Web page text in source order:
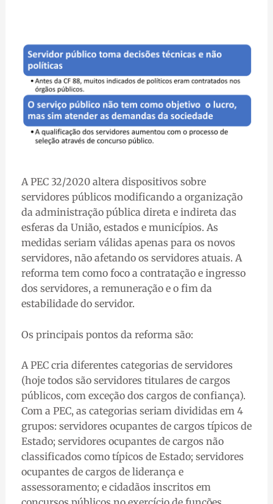
A PEC 32/2020 altera dispositivos sobre
servidores públicos modificando a organização
da administração pública direta e indireta das
esferas da União, estados e municípios. As
medidas seriam válidas apenas para os novos
servidores, não afetando os servidores atuais. A
reforma tem como foco a contratação e ingresso
dos servidores, a remuneração e o fim da
estabilidade do servidor.
Os principais pontos da reforma são:
A PEC cria diferentes categorias de servidores
(hoje todos são servidores titulares de cargos
públicos, com exceção dos cargos de confiança).
Com a PEC, as categorias seriam divididas em 4
grupos: servidores ocupantes de cargos típicos de
Estado; servidores ocupantes de cargos não
classificados como típicos de Estado; servidores
ocupantes de cargos de liderança e
assessoramento; e cidadãos inscritos em